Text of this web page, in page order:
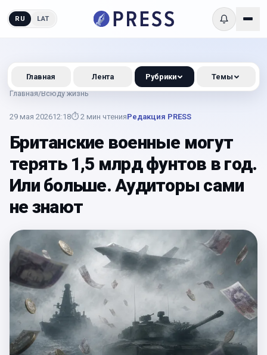
RU LAT
Главная/Всюду жизнь
29 мая 202612:18⏱ 2 мин чтенияРедакция PRESS
Британские военные могут
терять 1,5 млрд фунтов в год.
Или больше. Аудиторы сами
не знают
Главная Лента Рубрики Темы